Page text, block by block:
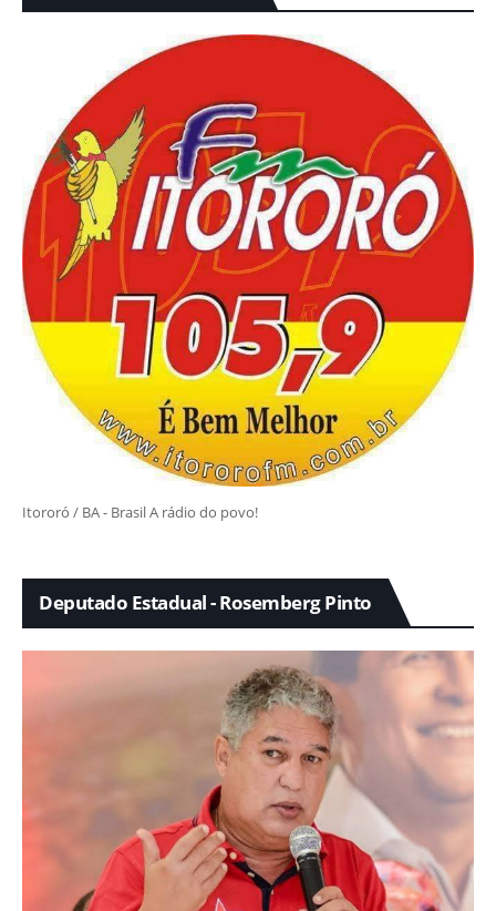
Itororó / BA - Brasil A rádio do povo!
Deputado Estadual - Rosemberg Pinto